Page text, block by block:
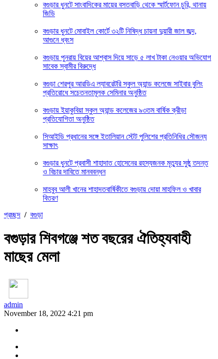
বগুড়ার ধুনটে সাংবাদিকের মায়ের বসতবাড়ি থেকে স্মার্টফোন চুরি, থানায়
জিডি
বগুড়ার ধুনটে মোবাইল কোর্টে ৩২টি নিষিদ্ধ চায়না দুয়ারী জাল জব্দ,
আগুনে ধ্বংস
বগুড়ায় পুনরায় বিয়ের আশ্বাস দিয়ে সাড়ে ৫ লাখ টাকা নেওয়ার অভিযোগ
সাবেক স্বামীর বিরুদ্ধে
বগুড়া শেরপুর আরডিএ ল্যাবরেটরি স্কুল অ্যান্ড কলেজে সাইবার বুলিং
প্রতিরোধে সচেতনতামূলক সেমিনার অনুষ্ঠিত
বগুড়ায় ইয়াকুবিয়া স্কুল অ্যান্ড কলেজের ৯৩তম বার্ষিক ক্রীড়া
প্রতিযোগিতা অনুষ্ঠিত
সিআইডি প্রধানের সঙ্গে ইতালিয়ান স্টেট পুলিশের প্রতিনিধির সৌজন্য
সাক্ষাৎ
বগুড়ার ধুনটে প্রবাসী শাহাদাত হোসেনের রহস্যজনক মৃত্যুর সুষ্ঠু তদন্ত
ও বিচার দাবিতে মানববন্ধন
মাহবুব আলী খানের শাহাদতবার্ষিকীতে বগুড়ায় দোয়া মাহফিল ও খাবার
বিতরণ
প্রচ্ছদ / বগুড়া
বগুড়ার শিবগঞ্জে শত বছরের ঐতিহ্যবাহী
মাছের মেলা
admin
November 18, 2022 4:21 pm